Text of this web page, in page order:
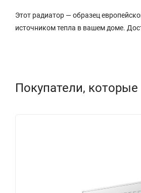
Этот радиатор — образец
источником тепла в вашем доме.
Покупатели,